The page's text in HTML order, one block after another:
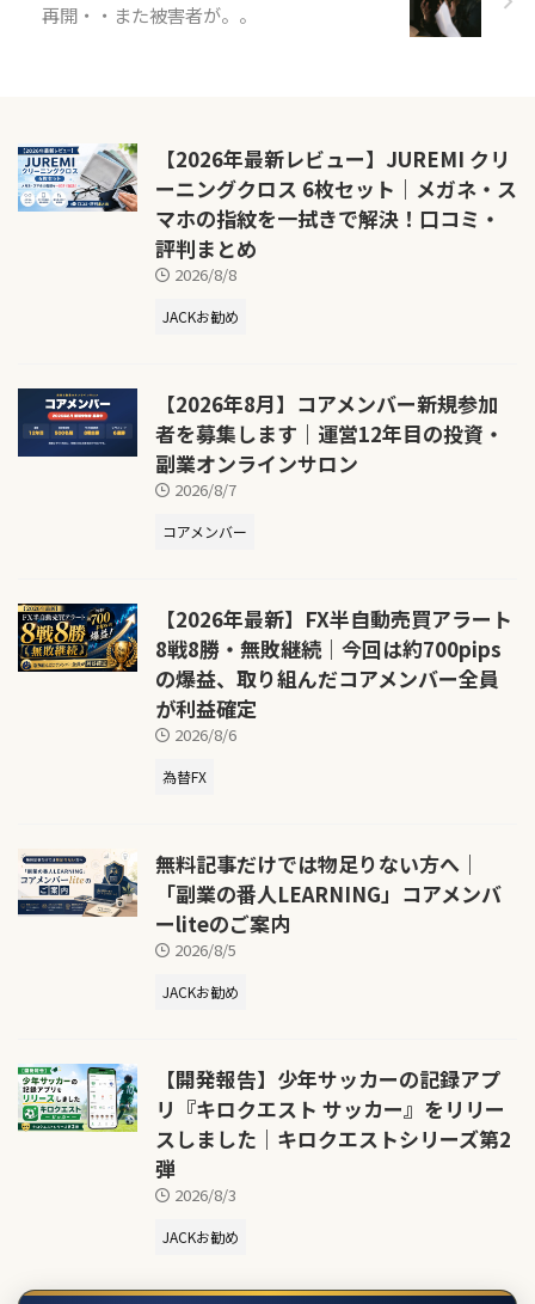
再開・・また被害者が。。
【2026年最新レビュー】JUREMI クリ
ーニングクロス 6枚セット｜メガネ・ス
マホの指紋を一拭きで解決！口コミ・
評判まとめ
2026/8/8
JACKお勧め
【2026年8月】コアメンバー新規参加
者を募集します｜運営12年目の投資・
副業オンラインサロン
2026/8/7
コアメンバー
【2026年最新】FX半自動売買アラート
8戦8勝・無敗継続｜今回は約700pips
の爆益、取り組んだコアメンバー全員
が利益確定
2026/8/6
為替FX
無料記事だけでは物足りない方へ｜
「副業の番人LEARNING」コアメンバ
ーliteのご案内
2026/8/5
JACKお勧め
【開発報告】少年サッカーの記録アプ
リ『キロクエスト サッカー』をリリー
スしました｜キロクエストシリーズ第2
弾
2026/8/3
JACKお勧め